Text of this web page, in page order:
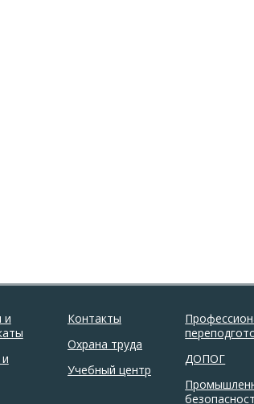
и
Контакты
Охрана труда
Учебный центр
ДОПОГ